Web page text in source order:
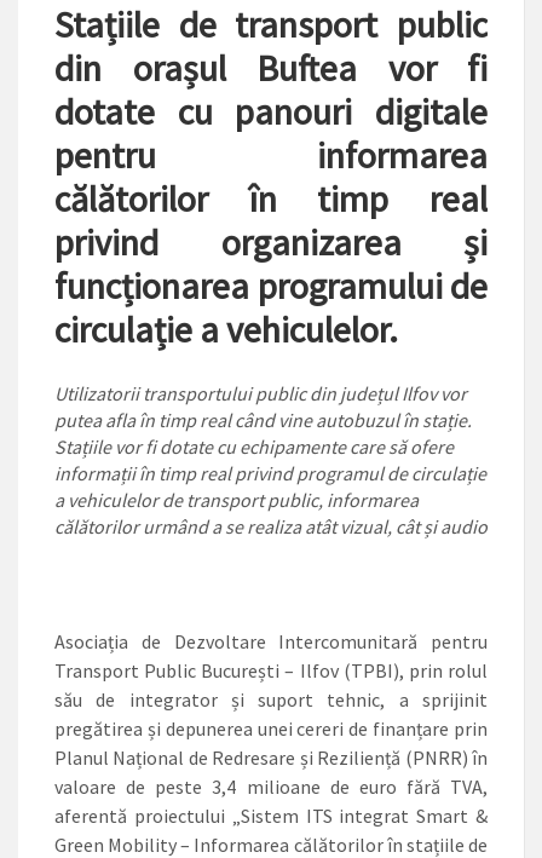
Stațiile de transport public
din orașul Buftea vor fi
dotate cu panouri digitale
pentru informarea
călătorilor în timp real
privind organizarea și
funcționarea programului de
circulație a vehiculelor.
Utilizatorii transportului public din județul Ilfov vor
putea afla în timp real când vine autobuzul în stație.
Stațiile vor fi dotate cu echipamente care să ofere
informații în timp real privind programul de circulație
a vehiculelor de transport public, informarea
călătorilor urmând a se realiza atât vizual, cât și audio
Asociația de Dezvoltare Intercomunitară pentru
Transport Public București – Ilfov (TPBI), prin rolul
său de integrator și suport tehnic, a sprijinit
pregătirea și depunerea unei cereri de finanțare prin
Planul Național de Redresare și Reziliență (PNRR) în
valoare de peste 3,4 milioane de euro fără TVA,
aferentă proiectului „Sistem ITS integrat Smart &
Green Mobility – Informarea călătorilor în stațiile de